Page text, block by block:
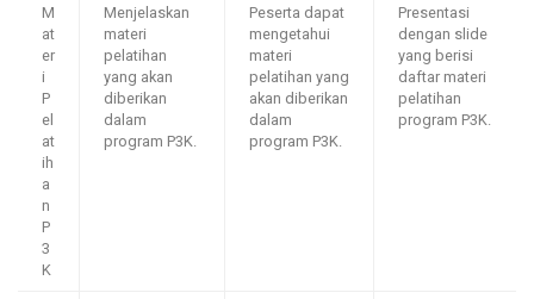
M
at
er
i
P
el
at
ih
a
n
P
3
K
Menjelaskan
materi
pelatihan
yang akan
diberikan
dalam
program P3K.
Peserta dapat
mengetahui
materi
pelatihan yang
akan diberikan
dalam
program P3K.
Presentasi
dengan slide
yang berisi
daftar materi
pelatihan
program P3K.